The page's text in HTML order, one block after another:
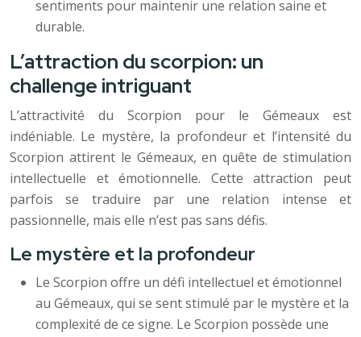
sentiments pour maintenir une relation saine et
durable.
L’attraction du scorpion: un
challenge intriguant
L’attractivité du Scorpion pour le Gémeaux est
indéniable. Le mystère, la profondeur et l’intensité du
Scorpion attirent le Gémeaux, en quête de stimulation
intellectuelle et émotionnelle. Cette attraction peut
parfois se traduire par une relation intense et
passionnelle, mais elle n’est pas sans défis.
Le mystère et la profondeur
Le Scorpion offre un défi intellectuel et émotionnel
au Gémeaux, qui se sent stimulé par le mystère et la
complexité de ce signe. Le Scorpion possède une